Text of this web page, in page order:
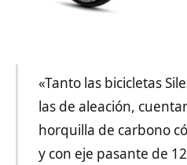
«Tanto las bicicletas
las de aleación,
horquilla de carbono
y con eje pasante de